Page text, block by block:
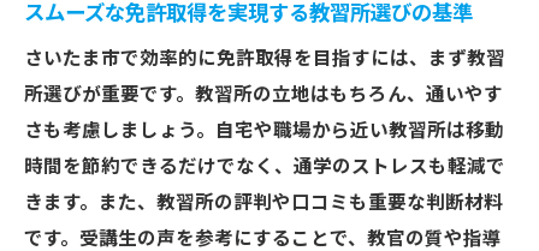
スムーズな免許取得を実現する教習所選びの基準
さいたま市で効率的に免許取得を目指すには、まず教習
所選びが重要です。教習所の立地はもちろん、通いやす
さも考慮しましょう。自宅や職場から近い教習所は移動
時間を節約できるだけでなく、通学のストレスも軽減で
きます。また、教習所の評判や口コミも重要な判断材料
です。受講生の声を参考にすることで、教官の質や指導